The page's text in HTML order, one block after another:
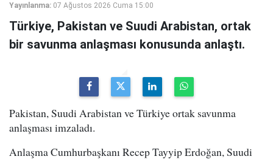
Yayınlanma: 07 Ağustos 2026 Cuma 15:00
Türkiye, Pakistan ve Suudi Arabistan, ortak
bir savunma anlaşması konusunda anlaştı.
Pakistan, Suudi Arabistan ve Türkiye ortak savunma
anlaşması imzaladı.
Anlaşma Cumhurbaşkanı Recep Tayyip Erdoğan, Suudi